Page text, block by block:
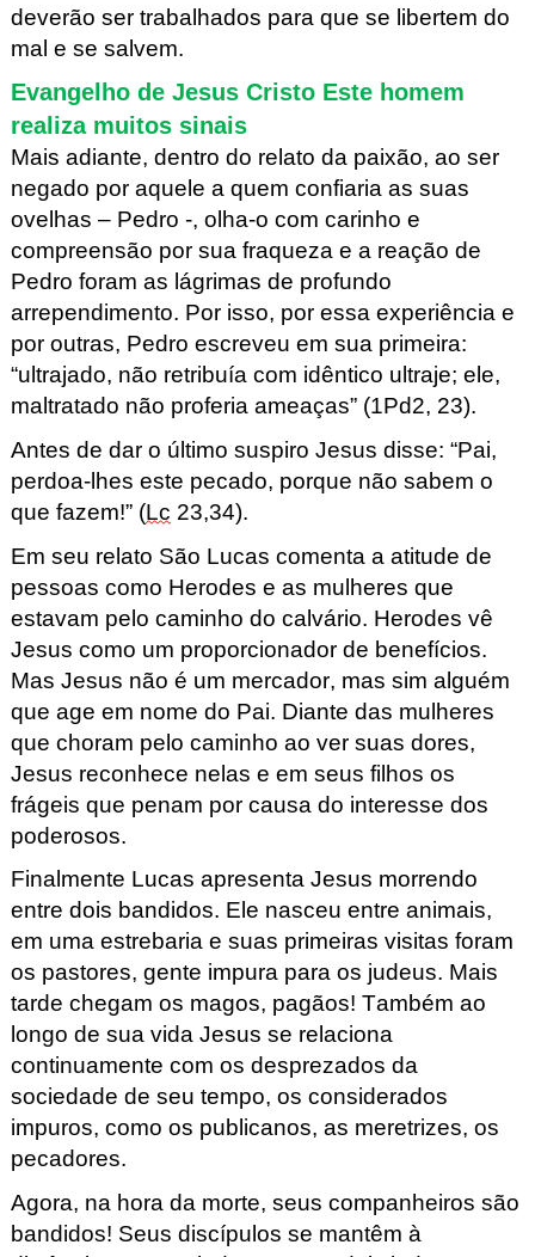
deverão ser trabalhados para que se libertem do
mal e se salvem.
Evangelho de Jesus Cristo Este homem
realiza muitos sinais
Mais adiante, dentro do relato da paixão, ao ser
negado por aquele a quem confiaria as suas
ovelhas – Pedro -, olha-o com carinho e
compreensão por sua fraqueza e a reação de
Pedro foram as lágrimas de profundo
arrependimento. Por isso, por essa experiência e
por outras, Pedro escreveu em sua primeira:
“ultrajado, não retribuía com idêntico ultraje; ele,
maltratado não proferia ameaças” (1Pd2, 23).
Antes de dar o último suspiro Jesus disse: “Pai,
perdoa-lhes este pecado, porque não sabem o
que fazem!” (Lc 23,34).
Em seu relato São Lucas comenta a atitude de
pessoas como Herodes e as mulheres que
estavam pelo caminho do calvário. Herodes vê
Jesus como um proporcionador de benefícios.
Mas Jesus não é um mercador, mas sim alguém
que age em nome do Pai. Diante das mulheres
que choram pelo caminho ao ver suas dores,
Jesus reconhece nelas e em seus filhos os
frágeis que penam por causa do interesse dos
poderosos.
Finalmente Lucas apresenta Jesus morrendo
entre dois bandidos. Ele nasceu entre animais,
em uma estrebaria e suas primeiras visitas foram
os pastores, gente impura para os judeus. Mais
tarde chegam os magos, pagãos! Também ao
longo de sua vida Jesus se relaciona
continuamente com os desprezados da
sociedade de seu tempo, os considerados
impuros, como os publicanos, as meretrizes, os
pecadores.
Agora, na hora da morte, seus companheiros são
bandidos! Seus discípulos se mantêm à